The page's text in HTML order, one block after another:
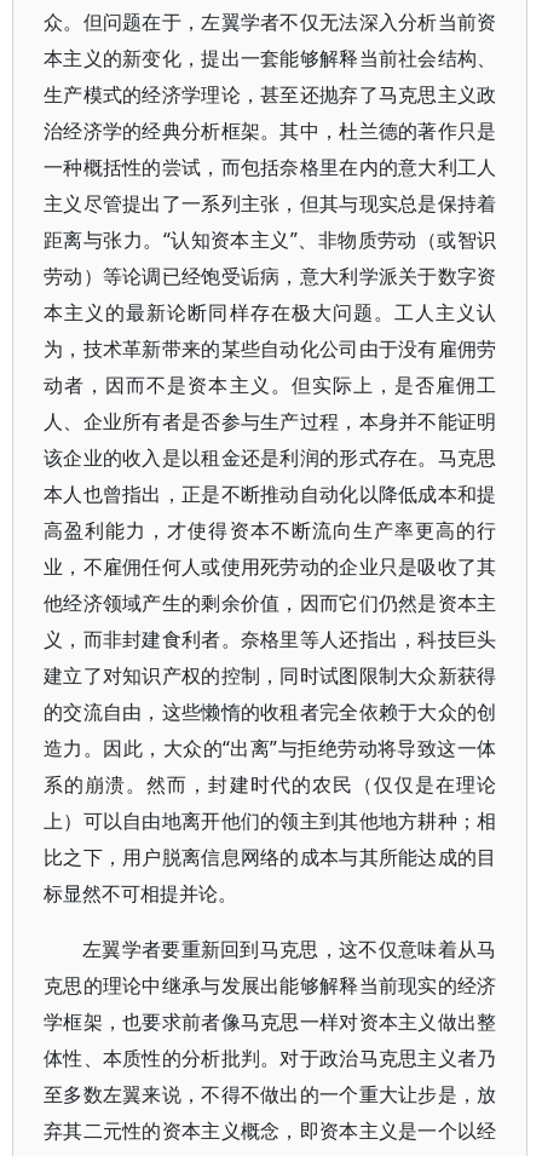
众。但问题在于，左翼学者不仅无法深入分析当前资
本主义的新变化，提出一套能够解释当前社会结构、
生产模式的经济学理论，甚至还抛弃了马克思主义政
治经济学的经典分析框架。其中，杜兰德的著作只是
一种概括性的尝试，而包括奈格里在内的意大利工人
主义尽管提出了一系列主张，但其与现实总是保持着
距离与张力。“认知资本主义”、非物质劳动（或智识
劳动）等论调已经饱受诟病，意大利学派关于数字资
本主义的最新论断同样存在极大问题。工人主义认
为，技术革新带来的某些自动化公司由于没有雇佣劳
动者，因而不是资本主义。但实际上，是否雇佣工
人、企业所有者是否参与生产过程，本身并不能证明
该企业的收入是以租金还是利润的形式存在。马克思
本人也曾指出，正是不断推动自动化以降低成本和提
高盈利能力，才使得资本不断流向生产率更高的行
业，不雇佣任何人或使用死劳动的企业只是吸收了其
他经济领域产生的剩余价值，因而它们仍然是资本主
义，而非封建食利者。奈格里等人还指出，科技巨头
建立了对知识产权的控制，同时试图限制大众新获得
的交流自由，这些懒惰的收租者完全依赖于大众的创
造力。因此，大众的“出离”与拒绝劳动将导致这一体
系的崩溃。然而，封建时代的农民（仅仅是在理论
上）可以自由地离开他们的领主到其他地方耕种；相
比之下，用户脱离信息网络的成本与其所能达成的目
标显然不可相提并论。
左翼学者要重新回到马克思，这不仅意味着从马
克思的理论中继承与发展出能够解释当前现实的经济
学框架，也要求前者像马克思一样对资本主义做出整
体性、本质性的分析批判。对于政治马克思主义者乃
至多数左翼来说，不得不做出的一个重大让步是，放
弃其二元性的资本主义概念，即资本主义是一个以经